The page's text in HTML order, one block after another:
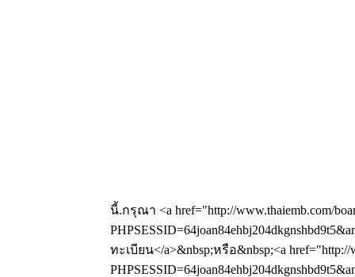
นี้.กรุณา <a href="http://www.thaiemb.com/
ทะเบียน</a>&nbsp;หรือ&nbsp;<a href="http://